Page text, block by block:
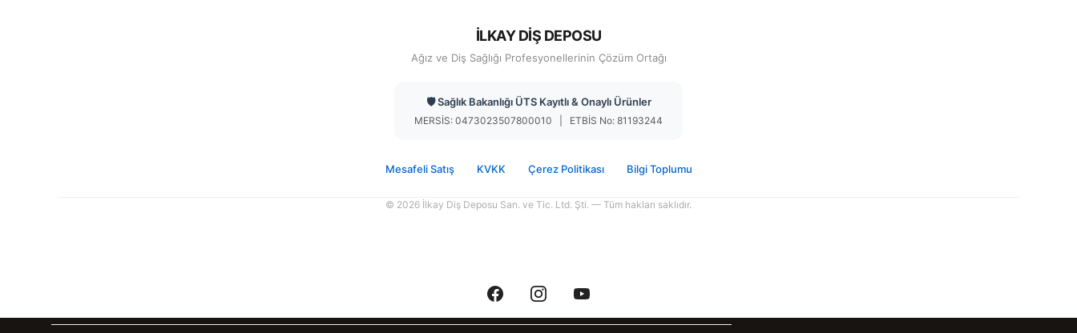
İLKAY DİŞ DEPOSU
Ağız ve Diş Sağlığı Profesyonellerinin Çözüm Ortağı
🛡️ Sağlık Bakanlığı ÜTS Kayıtlı & Onaylı Ürünler
MERSİS: 0473023507800010 | ETBİS No: 81193244
Mesafeli Satış KVKK Çerez Politikası Bilgi Toplumu
© 2026 İlkay Diş Deposu San. ve Tic. Ltd. Şti. — Tüm hakları saklıdır.